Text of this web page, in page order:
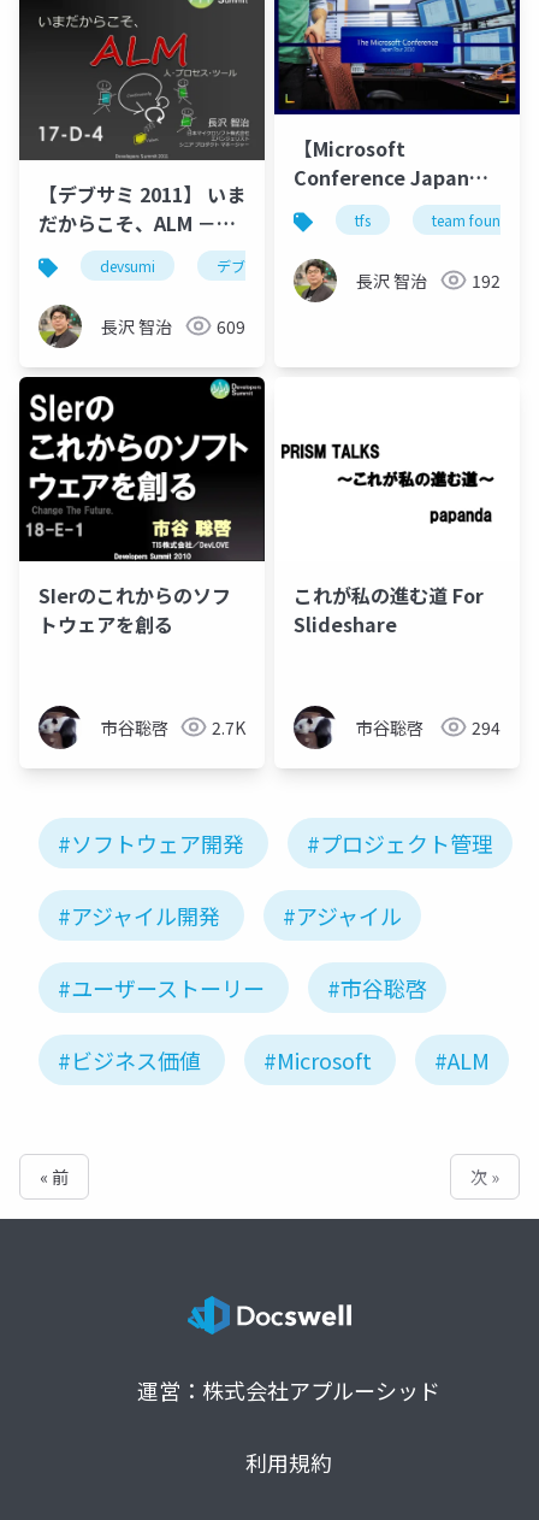
【デブサミ 2011】 いま
だからこそ、ALM －
人・プロセス・ツール
devsumi デブサミ visual studio
長沢 智治 609
【Microsoft
Conference Japan
Tour 2010】 T4-2 クラ
ウド時代を迎えたソフ
トウェア開発における
現場力の向上
tfs team
長沢 智治 192
SIerのこれからのソフ
トウェアを創る
市谷聡啓 2.7K
これが私の進む道 For
Slideshare
市谷聡啓 294
#ソフトウェア開発 #プロジェクト管理
#アジャイル開発 #アジャイル
#ユーザーストーリー #市谷聡啓
#ビジネス価値 #Microsoft #ALM
« 前 次 »
運営：株式会社アプルーシッド
利用規約